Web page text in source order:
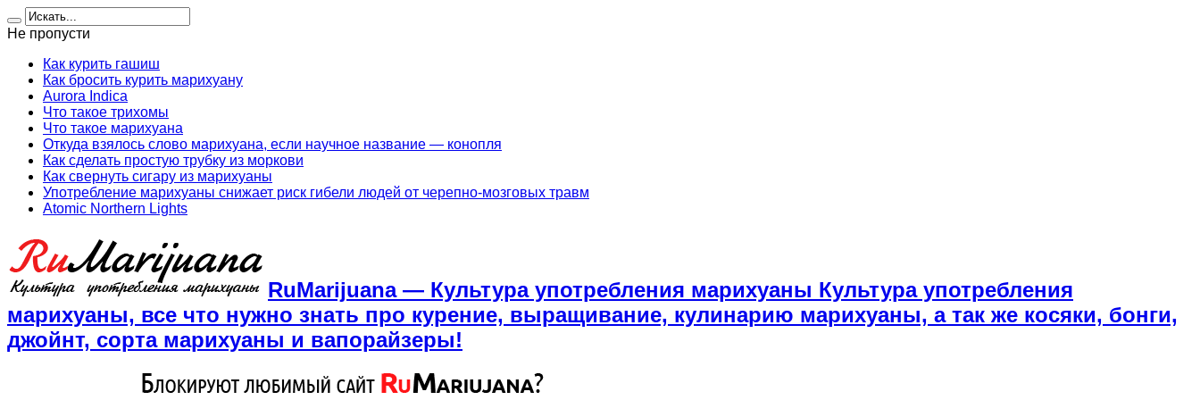
Не пропусти
Как курить гашиш
Как бросить курить марихуану
Aurora Indica
Что такое трихомы
Что такое марихуана
Откуда взялось слово марихуана, если научное название — конопля
Как сделать простую трубку из моркови
Как свернуть сигару из марихуаны
Употребление марихуаны снижает риск гибели людей от черепно-мозговых травм
Atomic Northern Lights
RuMarijuana — Культура употребления марихуаны Культура употребления
марихуаны, все что нужно знать про курение, выращивание, кулинарию марихуаны, а так же косяки, бонги,
джойнт, сорта марихуаны и вапорайзеры!